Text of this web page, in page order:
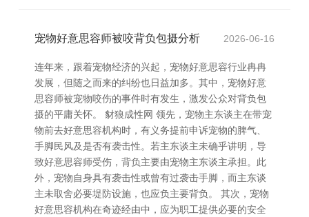
宠物好意思容师被咬背负包摄分析 2026-06-16
连年来，跟着宠物经济的兴起，宠物好意思容行业冉冉
发展，但随之而来的纠纷也日益加多。其中，宠物好意
思容师被宠物咬伤的事件时有发生，激发公众对背负包
摄的平庸关怀。 豺狼成性网 领先，宠物主东谈主在带宠
物前去好意思容机构时，有义务提前申诉宠物的脾气、
手脚民风及是否有袭击性。若主东谈主未确乎讲明，导
致好意思容师受伤，背负主要由宠物主东谈主承担。此
外，宠物自身具有袭击性或曾有过袭击手脚，而主东谈
主未取舍必要堤防设施，也应负主要背负。 其次，宠物
好意思容机构在奇迹经由中，应为职工提供必要的安全